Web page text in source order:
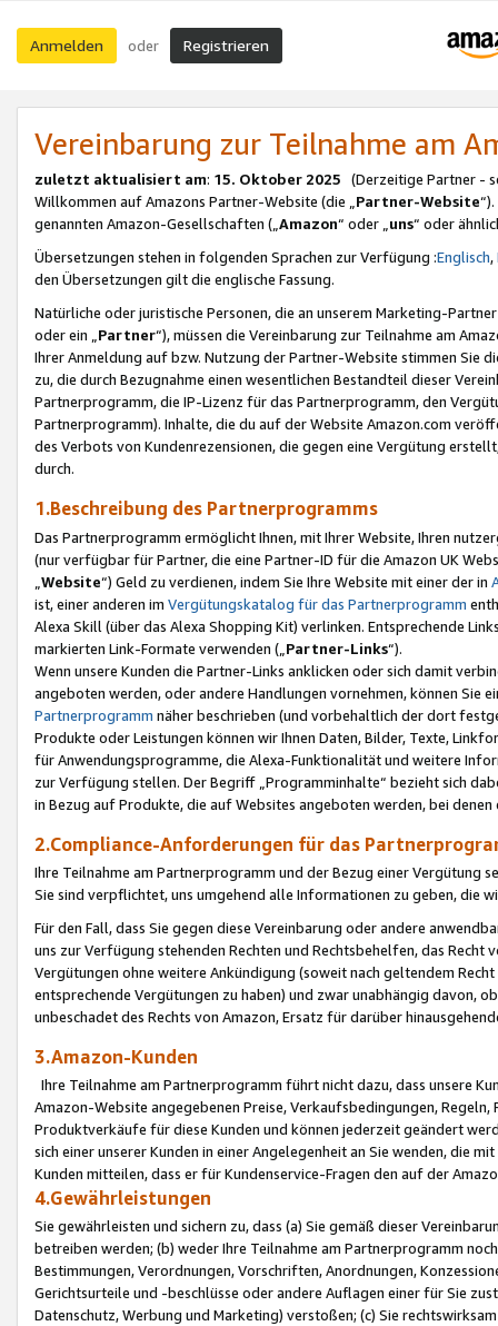
Anmelden oder Registrieren
Vereinbarung zur Teilnahme am
zuletzt aktualisiert am: 15. Oktober 2025 (Derzeitige Partner -
Willkommen auf Amazons Partner-Website (die „Partner-Website
genannten Amazon-Gesellschaften („Amazon“ oder „uns“ oder
Übersetzungen stehen in folgenden Sprachen zur Verfügung :Englisch,
den Übersetzungen gilt die englische Fassung.
Natürliche oder juristische Personen, die an unserem Marketing-
oder ein „Partner“), müssen die Vereinbarung zur Teilnahme am
Ihrer Anmeldung auf bzw. Nutzung der Partner-Website stimmen Sie
zu, die durch Bezugnahme einen wesentlichen Bestandteil dieser
Partnerprogramm, die IP-Lizenz für das Partnerprogramm, den
Partnerprogramm). Inhalte, die du auf der Website Amazon.com
des Verbots von Kundenrezensionen, die gegen eine Vergütung
durch.
1.Beschreibung des Partnerprogramms
Das Partnerprogramm ermöglicht Ihnen, mit Ihrer Website, Ihren
(nur verfügbar für Partner, die eine Partner-ID für die Amazon UK
Website“) Geld zu verdienen, indem Sie Ihre Website mit einer der in
ist, einer anderen im Vergütungskatalog für das Partnerprogramm
Alexa Skill (über das Alexa Shopping Kit) verlinken. Entsprechende
markierten Link-Formate verwenden („ Partner-Links“).
Wenn unsere Kunden die Partner-Links anklicken oder sich damit
angeboten werden, oder andere Handlungen vornehmen, können Sie
Partnerprogramm näher beschrieben (und vorbehaltlich der dort
Produkte oder Leistungen können wir Ihnen Daten, Bilder, Texte,
für Anwendungsprogramme, die Alexa-Funktionalität und weitere
zur Verfügung stellen. Der Begriff „Programminhalte“ bezieht sich
in Bezug auf Produkte, die auf Websites angeboten werden, bei
2.Compliance-Anforderungen für das
Ihre Teilnahme am Partnerprogramm und der Bezug einer Vergütung
Sie sind verpflichtet, uns umgehend alle Informationen zu geben, die
Für den Fall, dass Sie gegen diese Vereinbarung oder andere
uns zur Verfügung stehenden Rechten und Rechtsbehelfen, das
Vergütungen ohne weitere Ankündigung (soweit nach geltendem
entsprechende Vergütungen zu haben) und zwar unabhängig davon,
unbeschadet des Rechts von Amazon, Ersatz für darüber
3.Amazon-Kunden
Ihre Teilnahme am Partnerprogramm führt nicht dazu, dass unsere
Amazon-Website angegebenen Preise, Verkaufsbedingungen,
Produktverkäufe für diese Kunden und können jederzeit geändert
sich einer unserer Kunden in einer Angelegenheit an Sie wenden, die
Kunden mitteilen, dass er für Kundenservice-Fragen den auf der
4.Gewährleistungen
Sie gewährleisten und sichern zu, dass (a) Sie gemäß dieser
betreiben werden; (b) weder Ihre Teilnahme am Partnerprogramm
Bestimmungen, Verordnungen, Vorschriften, Anordnungen,
Gerichtsurteile und -beschlüsse oder andere Auflagen einer für Sie
Datenschutz, Werbung und Marketing) verstoßen; (c) Sie